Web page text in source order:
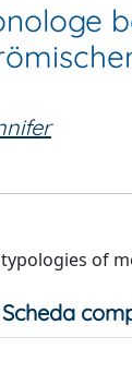
of
Scheda